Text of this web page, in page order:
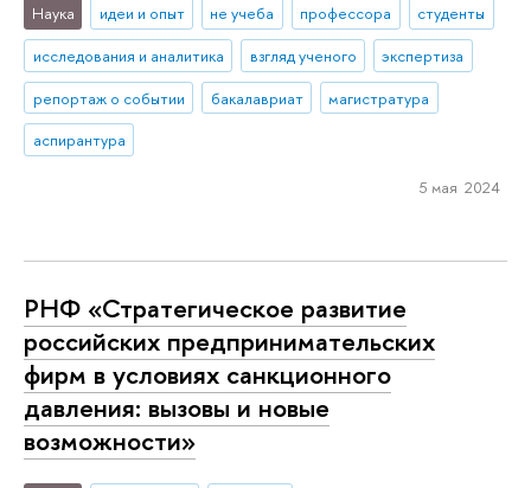
Наука идеи и опыт не учеба профессора
студенты
исследования и аналитика
взгляд ученого
экспертиза
репортаж о событии
бакалавриат
магистратура
аспирантура
5 мая 2024
РНФ «Стратегическое развитие
российских предпринимательских
фирм в условиях санкционного
давления: вызовы и новые
возможности»